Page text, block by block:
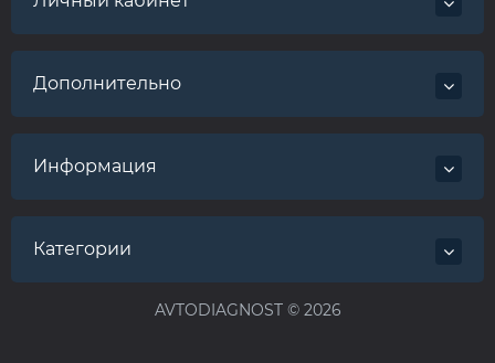
Дополнительно
Информация
Категории
AVTODIAGNOST © 2026